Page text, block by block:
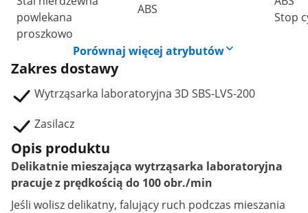
powlekana
proszkowo
ABS
Stop
Porównaj więcej atrybutów
Zakres dostawy
Wytrząsarka laboratoryjna 3D SBS-LVS-200
Zasilacz
Opis produktu
Delikatnie mieszająca wytrząsarka laboratoryjna
pracuje z prędkością do 100 obr./min
Jeśli wolisz delikatny, falujący ruch podczas mieszania